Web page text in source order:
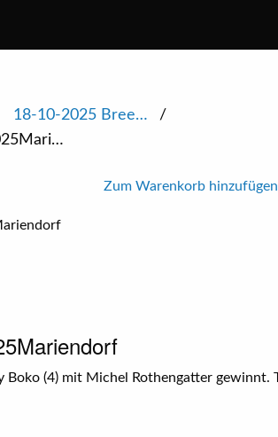
18-10-2025 Bree…
Zum Warenkorb hinzufügen
Boko (4) mit Michel Rothengatter